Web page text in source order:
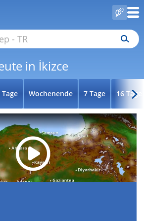
in İkizce
Tage Wochenende 7 Tage 16 Tage